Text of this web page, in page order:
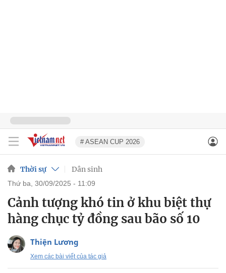
# ASEAN CUP 2026
Thời sự Dân sinh
thứ ba, 30/09/2025 - 11:09
Cảnh tượng khó tin ở khu biệt thự
hàng chục tỷ đồng sau bão số 10
Thiện Lương
Xem các bài viết của tác giả